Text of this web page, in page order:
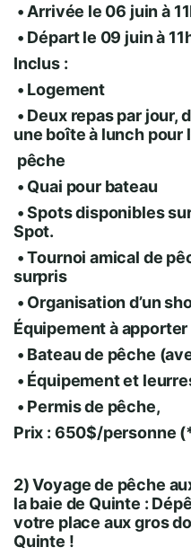
• Arrivée le 06 juin à
• Départ le 09 juin à
Inclus :
• Logement
• Deux repas par jour,
une boîte à lunch pour
pêche
• Quai pour bateau
• Spots disponibles
Spot.
• Tournoi amical de
surpris
• Organisation d’un
Équipement à apporter
• Bateau de pêche
• Équipement et
• Permis de pêche,
Prix : 650$/personne
2) Voyage de pêche
la baie de Quinte :
votre place aux gros
Quinte !